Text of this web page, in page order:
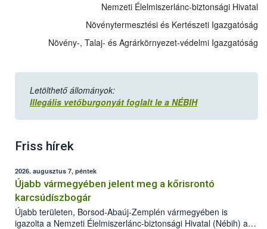
Nemzeti Élelmiszerlánc-biztonsági Hivatal
Növénytermesztési és Kertészeti Igazgatóság
Növény-, Talaj- és Agrárkörnyezet-védelmi Igazgatóság
Letölthető állományok:
Illegális vetőburgonyát foglalt le a NÉBIH
Friss hírek
2026. augusztus 7, péntek
Újabb vármegyében jelent meg a kőrisrontó
karcsúdíszbogár
Újabb területen, Borsod-Abaúj-Zemplén vármegyében is
igazolta a Nemzeti Élelmiszerlánc-biztonsági Hivatal (Nébih) a